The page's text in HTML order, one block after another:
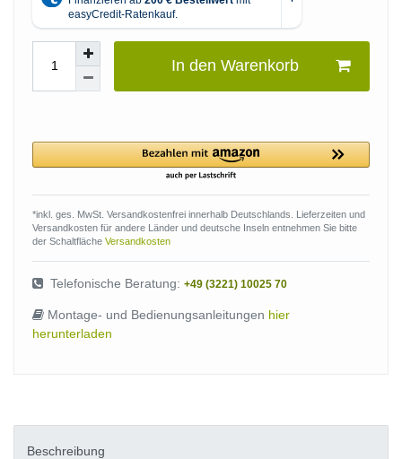
In den Warenkorb
*inkl. ges. MwSt. Versandkostenfrei innerhalb Deutschlands. Lieferzeiten und
Versandkosten für andere Länder und deutsche Inseln entnehmen Sie bitte
der Schaltfläche Versandkosten
Telefonische Beratung: +49 (3221) 10025 70
Montage- und Bedienungsanleitungen hier
herunterladen
Beschreibung